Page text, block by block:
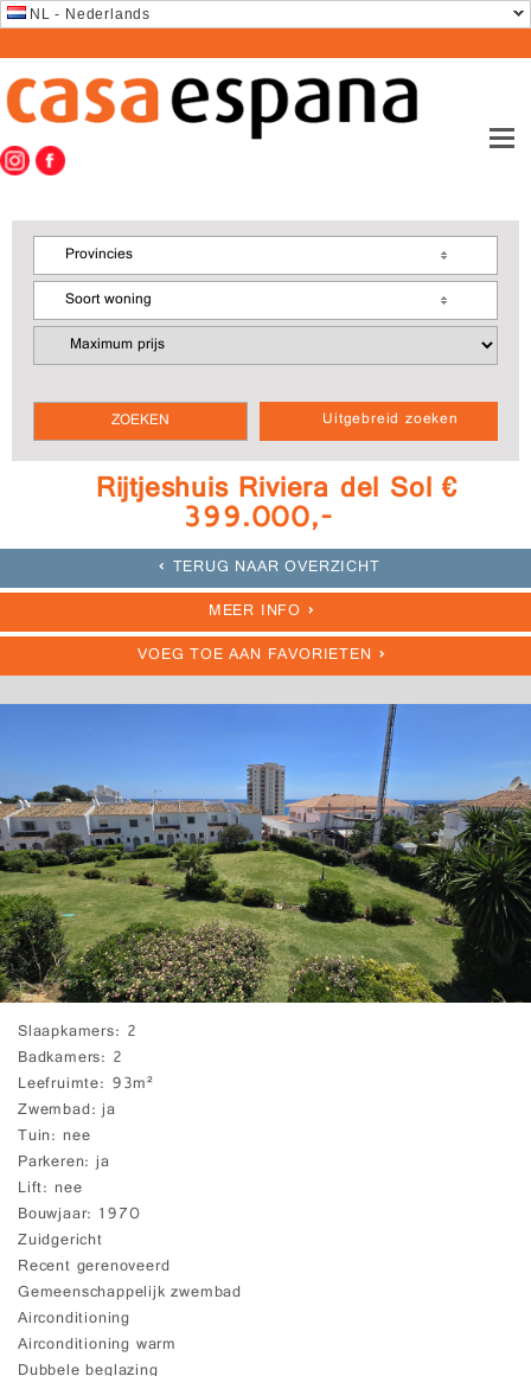
NL - Nederlands
Uitgebreid zoeken
Provincies
Soort woning
Rijtjeshuis Riviera del Sol €
399.000,-
TERUG NAAR OVERZICHT
MEER INFO
VOEG TOE AAN FAVORIETEN
Slaapkamers 2
Badkamers 2
Leefruimte 93m²
Zwembad ja
Tuin nee
Parkeren ja
Lift nee
Bouwjaar 1970
Zuidgericht
Recent gerenoveerd
Gemeenschappelijk zwembad
Airconditioning
Airconditioning warm